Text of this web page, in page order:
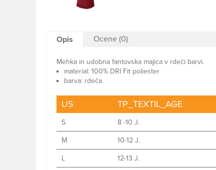
Opis Ocene (0)
Mehka in udobna fantovska majica v rdeči barvi.
material: 100% DRI Fit poliester
barva: rdeča
US TP_TEXTIL_AGE
S 8 -10 J.
M 10-12 J.
L 12-13 J.